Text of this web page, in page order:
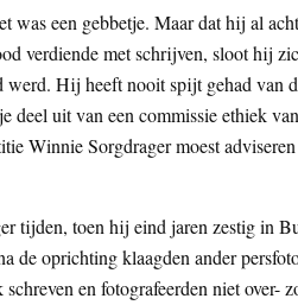
een gebbetje. Maar dat hij al
verdiende met schrijven, sloot hij
Hij heeft nooit spijt gehad van
uit van een commissie ethiek
Winnie Sorgdrager moest
tijden, toen hij eind jaren zestig in
de oprichting klaagden ander
en fotografeerden niet over-